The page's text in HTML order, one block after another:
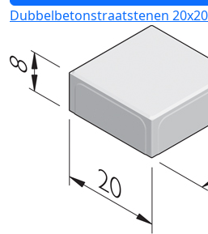
Dubbelbetonstraatstenen